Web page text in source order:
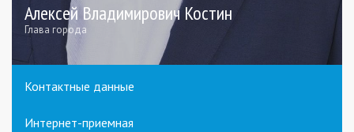
Алексей Владимирович Костин
Глава города
Контактные данные
Интернет-приемная